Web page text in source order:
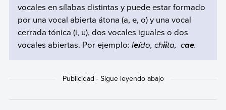
vocales en sílabas distintas y puede estar formado
por una vocal abierta átona (a, e, o) y una vocal
cerrada tónica (i, u), dos vocales iguales o dos
vocales abiertas. Por ejemplo: leído, chiita, cae.